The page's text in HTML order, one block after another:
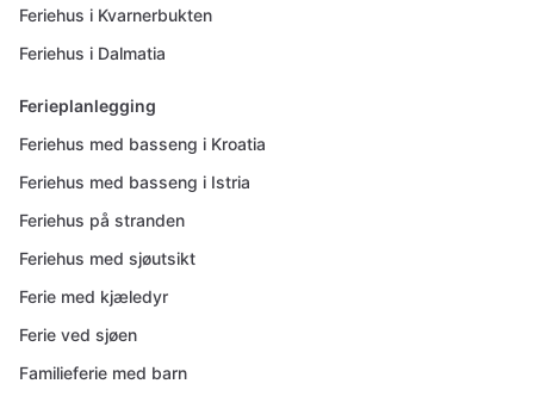
Feriehus i Kvarnerbukten
Feriehus i Dalmatia
Ferieplanlegging
Feriehus med basseng i Kroatia
Feriehus med basseng i Istria
Feriehus på stranden
Feriehus med sjøutsikt
Ferie med kjæledyr
Ferie ved sjøen
Familieferie med barn